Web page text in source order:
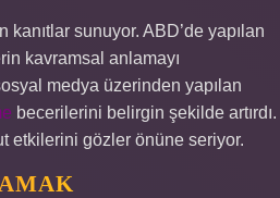
sunuyor. ABD’de yapılan
kavramsal anlamayı
medya üzerinden yapılan
becerilerini belirgin şekilde artırdı.
etkilerini gözler önüne seriyor.